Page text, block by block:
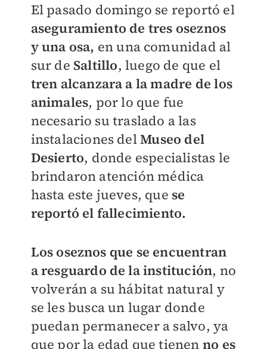
El pasado domingo se reportó el
aseguramiento de tres oseznos
y una osa, en una comunidad al
sur de Saltillo, luego de que el
tren alcanzara a la madre de los
animales, por lo que fue
necesario su traslado a las
instalaciones delMuseo del
Desierto, donde especialistas le
brindaron atención médica
hasta este jueves, que se
reportó el fallecimiento.
Los oseznos que se encuentran
a resguardo de la institución, no
volverán a su hábitat natural y
se les busca un lugar donde
puedan permanecer a salvo, ya
que por la edad que tienen no es